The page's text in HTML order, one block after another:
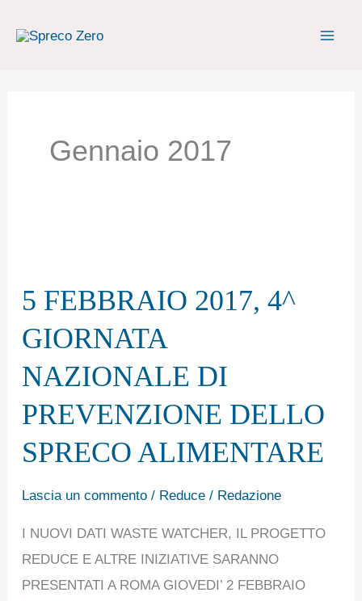
Gennaio 2017
5 FEBBRAIO 2017, 4^
GIORNATA
NAZIONALE DI
PREVENZIONE DELLO
SPRECO ALIMENTARE
Lascia un commento / Reduce/ Redazione
I NUOVI DATI WASTE WATCHER, IL PROGETTO
REDUCE E ALTRE INIZIATIVE SARANNO
PRESENTATI A ROMA GIOVEDI’ 2 FEBBRAIO
2017,
GIORNATA
NAZIONALE
DI
PREVENZIONE
DELLO
ALIMENTARE